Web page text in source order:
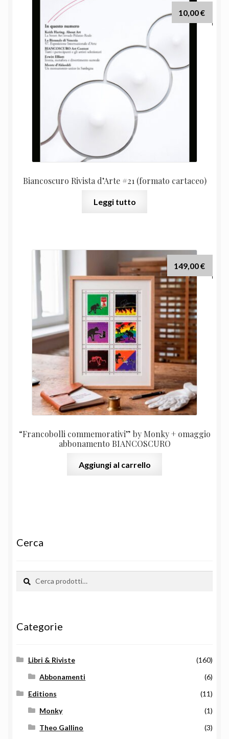
Biancoscuro Rivista d’Arte #21 (formato cartaceo)
10,00€
Leggi tutto
“Francobolli commemorativi” by Monky + omaggio
abbonamento BIANCOSCURO
149,00€
Aggiungi al carrello
Cerca
Cerca:
Cerca
Categorie
Libri & Riviste
(160)
Abbonamenti
(6)
Editions
(11)
Monky
(1)
Theo Gallino
(3)